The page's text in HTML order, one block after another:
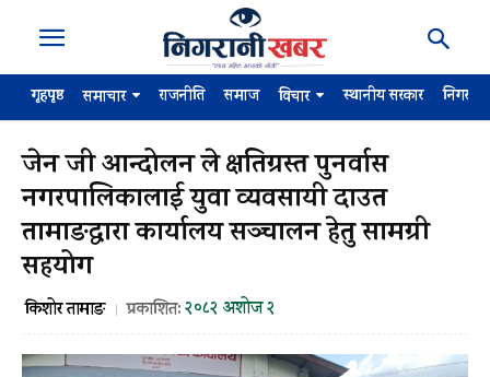
गृहपृष्ठ समाचार राजनीति समाज विचार स्थानीय सरकार
जेन जी आन्दोलन ले क्षतिग्रस्त पुनर्वास
नगरपालिकालाई युवा व्यवसायी दाउत
तामाङद्वारा कार्यालय सञ्चालन हेतु सामग्री
सहयोग
किशोर तामाङ प्रकाशित:२०८२ अशोज २